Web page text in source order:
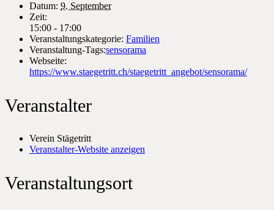
Datum: 9. September
Zeit:
15:00 - 17:00
Veranstaltungskategorie: Familien
Veranstaltung-Tags:sensorama
Webseite:
https://www.staegetritt.ch/staegetritt_angebot/sensorama/
Veranstalter
Verein Stägetritt
Veranstalter-Website anzeigen
Veranstaltungsort